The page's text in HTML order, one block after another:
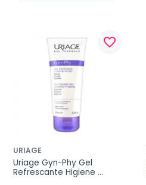
favorite_border
URIAGE
Uriage Gyn-Phy Gel
Refrescante Higiene